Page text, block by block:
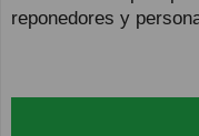
reponedores y